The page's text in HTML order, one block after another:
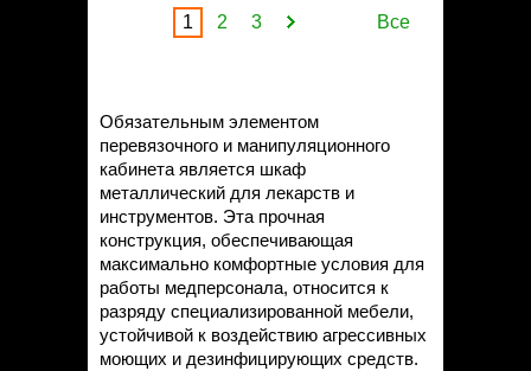
1 2 3 Все
Обязательным элементом
перевязочного и манипуляционного
кабинета является шкаф
металлический для лекарств и
инструментов. Эта прочная
конструкция, обеспечивающая
максимально комфортные условия для
работы медперсонала, относится к
разряду специализированной мебели,
устойчивой к воздействию агрессивных
моющих и дезинфицирующих средств.